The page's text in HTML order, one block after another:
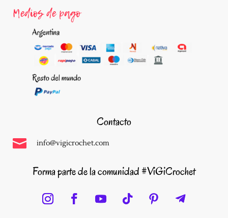
Medios de pago
Contacto
 info@vigicrochet.com
Forma parte de la comunidad #ViGiCrochet